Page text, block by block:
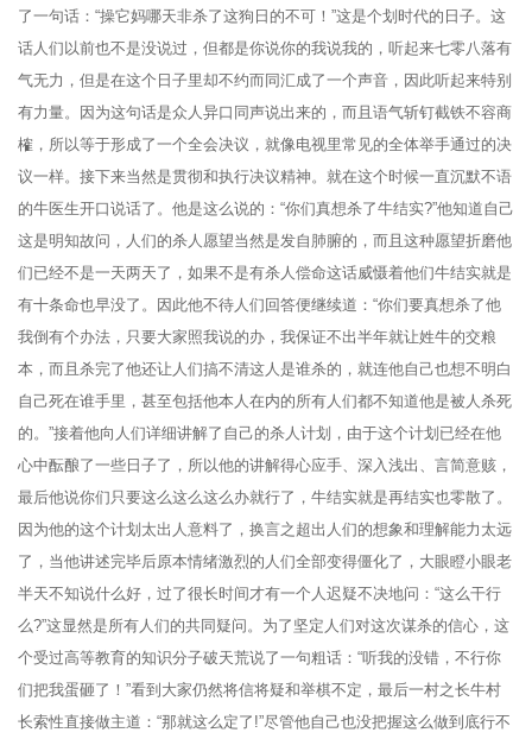
了一句话：“操它妈哪天非杀了这狗日的不可！”这是个划时代的日子。这
话人们以前也不是没说过，但都是你说你的我说我的，听起来七零八落有
气无力，但是在这个日子里却不约而同汇成了一个声音，因此听起来特别
有力量。因为这句话是众人异口同声说出来的，而且语气斩钉截铁不容商
榷，所以等于形成了一个全会决议，就像电视里常见的全体举手通过的决
议一样。接下来当然是贯彻和执行决议精神。就在这个时候一直沉默不语
的牛医生开口说话了。他是这么说的：“你们真想杀了牛结实?”他知道自己
这是明知故问，人们的杀人愿望当然是发自肺腑的，而且这种愿望折磨他
们已经不是一天两天了，如果不是有杀人偿命这话威慑着他们牛结实就是
有十条命也早没了。因此他不待人们回答便继续道：“你们要真想杀了他
我倒有个办法，只要大家照我说的办，我保证不出半年就让姓牛的交粮
本，而且杀完了他还让人们搞不清这人是谁杀的，就连他自己也想不明白
自己死在谁手里，甚至包括他本人在内的所有人们都不知道他是被人杀死
的。”接着他向人们详细讲解了自己的杀人计划，由于这个计划已经在他
心中酝酿了一些日子了，所以他的讲解得心应手、深入浅出、言简意赅，
最后他说你们只要这么这么这么办就行了，牛结实就是再结实也零散了。
因为他的这个计划太出人意料了，换言之超出人们的想象和理解能力太远
了，当他讲述完毕后原本情绪激烈的人们全部变得僵化了，大眼瞪小眼老
半天不知说什么好，过了很长时间才有一个人迟疑不决地问：“这么干行
么?”这显然是所有人们的共同疑问。为了坚定人们对这次谋杀的信心，这
个受过高等教育的知识分子破天荒说了一句粗话：“听我的没错，不行你
们把我蛋砸了！”看到大家仍然将信将疑和举棋不定，最后一村之长牛村
长索性直接做主道：“那就这么定了!”尽管他自己也没把握这么做到底行不